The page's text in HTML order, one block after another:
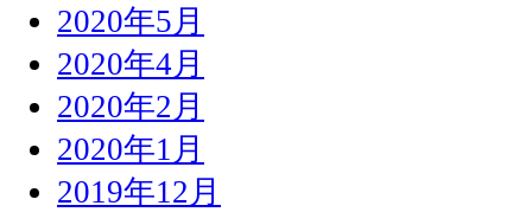
2020年5月
2020年4月
2020年2月
2020年1月
2019年12月